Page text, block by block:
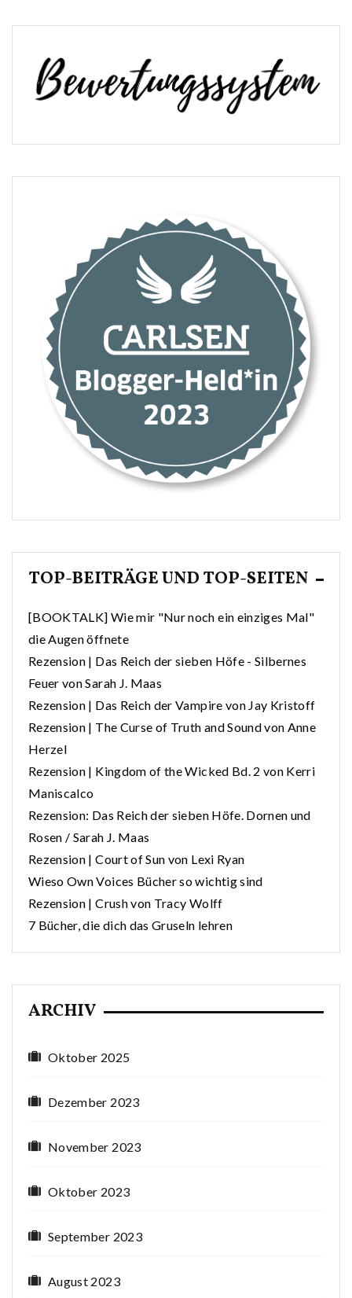
TOP-BEITRÄGE UND TOP-SEITEN
[BOOKTALK] Wie mir "Nur noch ein einziges Mal"
die Augen öffnete
Rezension | Das Reich der sieben Höfe - Silbernes
Feuer von Sarah J. Maas
Rezension | Das Reich der Vampire von Jay Kristoff
Rezension | The Curse of Truth and Sound von Anne
Herzel
Rezension | Kingdom of the Wicked Bd. 2 von Kerri
Maniscalco
Rezension: Das Reich der sieben Höfe. Dornen und
Rosen / Sarah J. Maas
Rezension | Court of Sun von Lexi Ryan
Wieso Own Voices Bücher so wichtig sind
Rezension | Crush von Tracy Wolff
7 Bücher, die dich das Gruseln lehren
ARCHIV
Oktober 2025
Dezember 2023
November 2023
Oktober 2023
September 2023
August 2023